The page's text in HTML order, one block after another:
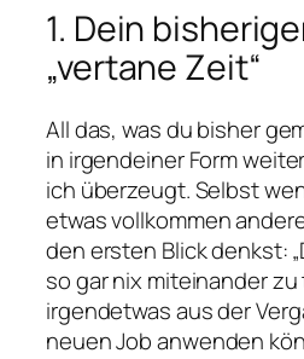
1. Dein
„vertane Zeit“
All das, was du bisher
in irgendeiner Form
ich überzeugt. Selbst
etwas vollkommen
den ersten Blick denkst:
so gar nix miteinander zu
irgendetwas aus der
neuen Job anwenden